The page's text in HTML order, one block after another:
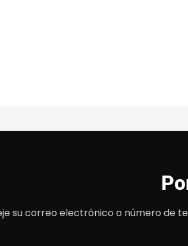
su correo electrónico o número de